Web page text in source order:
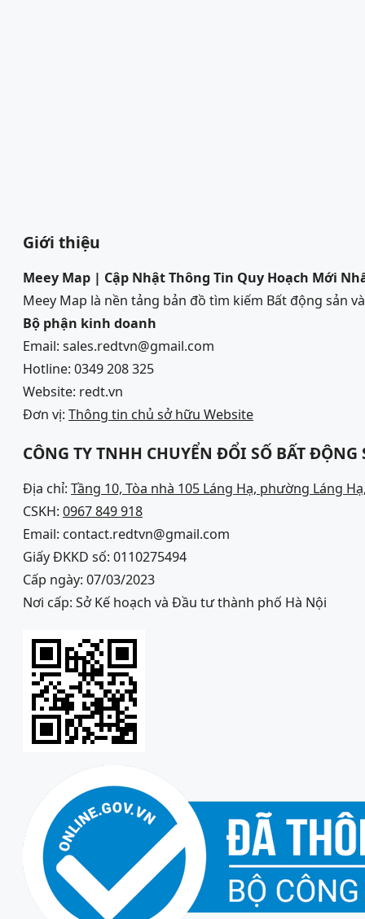
Giới thiệu
Meey Map | Cập Nhật Thông Tin Quy Hoạch Mới
Meey Map là nền tảng bản đồ tìm kiếm Bất động sản
Bộ phận kinh doanh
Email: sales.redtvn@gmail.com
Hotline: 0349 208 325
Website: redt.vn
Đơn vị: Thông tin chủ sở hữu Website
CÔNG TY TNHH CHUYỂN ĐỔI SỐ BẤT ĐỘNG
Địa chỉ: Tầng 10, Tòa nhà 105 Láng Hạ, phường Láng
CSKH: 0967 849 918
Email: contact.redtvn@gmail.com
Giấy ĐKKD số: 0110275494
Cấp ngày: 07/03/2023
Nơi cấp: Sở Kế hoạch và Đầu tư thành phố Hà Nội